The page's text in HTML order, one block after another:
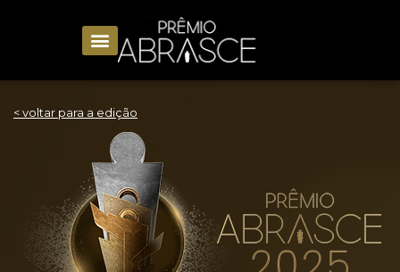
< voltar para a edição